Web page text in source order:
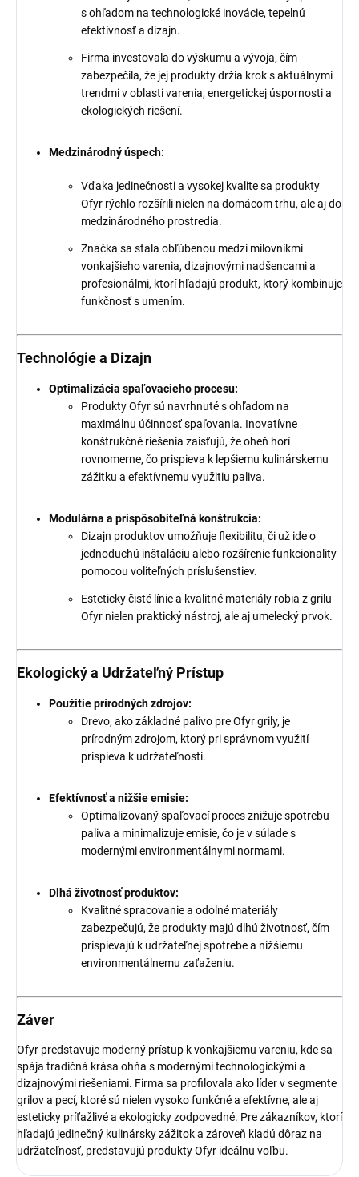
s ohľadom na technologické inovácie, tepelnú
efektívnosť a dizajn.
Firma investovala do výskumu a vývoja, čím
zabezpečila, že jej produkty držia krok s aktuálnymi
trendmi v oblasti varenia, energetickej úspornosti a
ekologických riešení.
Medzinárodný úspech:
Vďaka jedinečnosti a vysokej kvalite sa produkty
Ofyr rýchlo rozšírili nielen na domácom trhu, ale aj do
medzinárodného prostredia.
Značka sa stala obľúbenou medzi milovníkmi
vonkajšieho varenia, dizajnovými nadšencami a
profesionálmi, ktorí hľadajú produkt, ktorý kombinuje
funkčnosť s umením.
Technológie a Dizajn
Optimalizácia spaľovacieho procesu:
Produkty Ofyr sú navrhnuté s ohľadom na
maximálnu účinnosť spaľovania. Inovatívne
konštrukčné riešenia zaisťujú, že oheň horí
rovnomerne, čo prispieva k lepšiemu kulinárskemu
zážitku a efektívnemu využitiu paliva.
Modulárna a prispôsobiteľná konštrukcia:
Dizajn produktov umožňuje flexibilitu, či už ide o
jednoduchú inštaláciu alebo rozšírenie funkcionality
pomocou voliteľných príslušenstiev.
Esteticky čisté línie a kvalitné materiály robia z grilu
Ofyr nielen praktický nástroj, ale aj umelecký prvok.
Ekologický a Udržateľný Prístup
Použitie prírodných zdrojov:
Drevo, ako základné palivo pre Ofyr grily, je
prírodným zdrojom, ktorý pri správnom využití
prispieva k udržateľnosti.
Efektívnosť a nižšie emisie:
Optimalizovaný spaľovací proces znižuje spotrebu
paliva a minimalizuje emisie, čo je v súlade s
modernými environmentálnymi normami.
Dlhá životnosť produktov:
Kvalitné spracovanie a odolné materiály
zabezpečujú, že produkty majú dlhú životnosť, čím
prispievajú k udržateľnej spotrebe a nižšiemu
environmentálnemu zaťaženiu.
Záver
Ofyr predstavuje moderný prístup k vonkajšiemu vareniu, kde sa
spája tradičná krása ohňa s modernými technologickými a
dizajnovými riešeniami. Firma sa profilovala ako líder v segmente
grilov a pecí, ktoré sú nielen vysoko funkčné a efektívne, ale aj
esteticky príťažlivé a ekologicky zodpovedné. Pre zákazníkov, ktorí
hľadajú jedinečný kulinársky zážitok a zároveň kladú dôraz na
udržateľnosť, predstavujú produkty Ofyr ideálnu voľbu.